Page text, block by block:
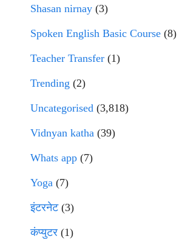
Shasan nirnay (3)
Spoken English Basic Course (8)
Teacher Transfer (1)
Trending (2)
Uncategorised (3,818)
Vidnyan katha (39)
Whats app (7)
Yoga (7)
इंटरनेट(3)
कंप्युटर (1)